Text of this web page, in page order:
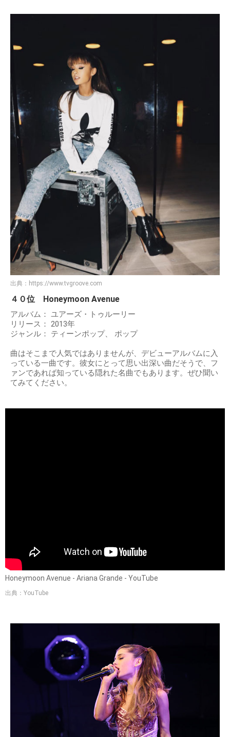
出典： https://www.tvgroove.com
４０位 Honeymoon Avenue
アルバム： ユアーズ・トゥルーリー
リリース： 2013年
ジャンル： ティーンポップ、 ポップ
曲はそこまで人気ではありませんが、デビューアルバムに入
っている一曲です。彼女にとって思い出深い曲だそうで、フ
ァンであれば知っている隠れた名曲でもあります。ぜひ聞い
てみてください。
Honeymoon Avenue - Ariana Grande - YouTube
出典：YouTube